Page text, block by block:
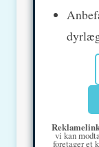
vi kan
foretager et